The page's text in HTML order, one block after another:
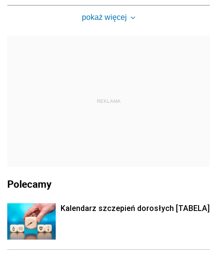
pokaż więcej
REKLAMA
Polecamy
Kalendarz szczepień dorosłych [TABELA]